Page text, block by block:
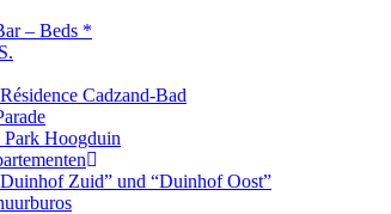
– Beds *
Cadzand-Bad
Park Hoogduin
Zuid” und “Duinhof Oost”